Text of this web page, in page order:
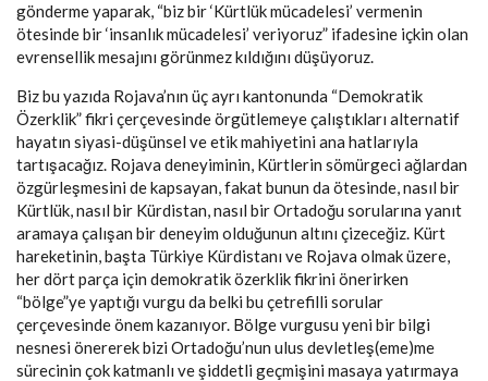
gönderme yaparak, “biz bir ‘Kürtlük mücadelesi’ vermenin
ötesinde bir ‘insanlık mücadelesi’ veriyoruz” ifadesine içkin olan
evrensellik mesajını görünmez kıldığını düşüyoruz.
Biz bu yazıda Rojava’nın üç ayrı kantonunda “Demokratik
Özerklik” fikri çerçevesinde örgütlemeye çalıştıkları alternatif
hayatın siyasi-düşünsel ve etik mahiyetini ana hatlarıyla
tartışacağız. Rojava deneyiminin, Kürtlerin sömürgeci ağlardan
özgürleşmesini de kapsayan, fakat bunun da ötesinde, nasıl bir
Kürtlük, nasıl bir Kürdistan, nasıl bir Ortadoğu sorularına yanıt
aramaya çalışan bir deneyim olduğunun altını çizeceğiz. Kürt
hareketinin, başta Türkiye Kürdistanı ve Rojava olmak üzere,
her dört parça için demokratik özerklik fikrini önerirken
“bölge”ye yaptığı vurgu da belki bu çetrefilli sorular
çerçevesinde önem kazanıyor. Bölge vurgusu yeni bir bilgi
nesnesi önererek bizi Ortadoğu’nun ulus devletleş(eme)me
sürecinin çok katmanlı ve şiddetli geçmişini masaya yatırmaya